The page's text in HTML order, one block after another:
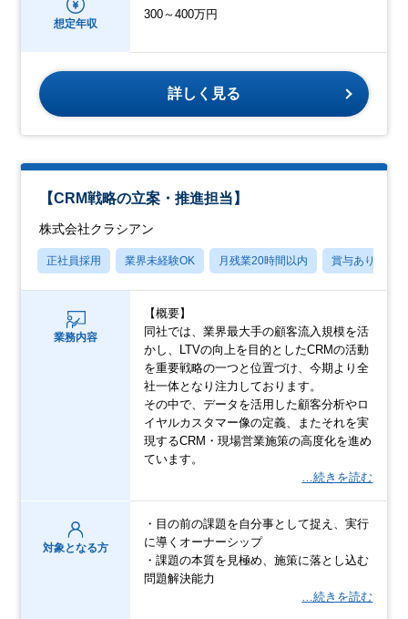
想定年収
300～400万円
詳しく見る
【CRM戦略の立案・推進担当】
株式会社クラシアン
正社員採用 業界未経験OK 月残業20時間以内 賞与あり
業務内容
【概要】
同社では、業界最大手の顧客流入規模を活
かし、LTVの向上を目的としたCRMの活動
を重要戦略の一つと位置づけ、今期より全
社一体となり注力しております。
その中で、データを活用した顧客分析やロ
イヤルカスタマー像の定義、またそれを実
現するCRM・現場営業施策の高度化を進め
ています。
…続きを読む
対象となる方
・目の前の課題を自分事として捉え、実行
に導くオーナーシップ
・課題の本質を見極め、施策に落とし込む
問題解決能力
…続きを読む